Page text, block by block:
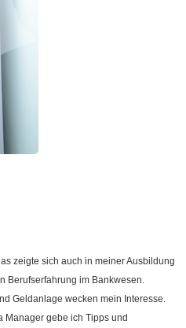
zeigte sich auch in meiner Ausbildung
Berufserfahrung im Bankwesen.
Geldanlage wecken mein Interesse.
Manager gebe ich Tipps und